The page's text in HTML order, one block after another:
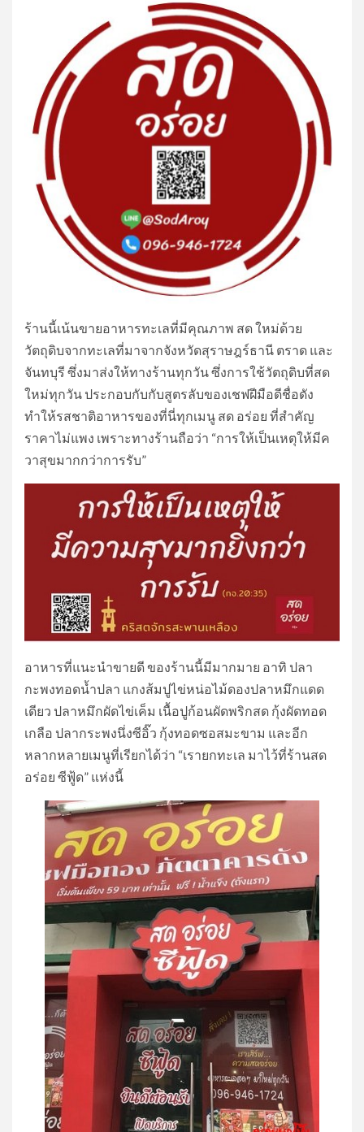
ร้านนี้เน้นขายอาหารทะเลที่มีคุณภาพ สด ใหม่ด้วย
วัตถุดิบจากทะเลที่มาจากจังหวัดสุราษฎร์ธานี ตราด และ
จันทบุรี ซึ่งมาส่งให้ทางร้านทุกวัน ซึ่งการใช้วัตถุดิบที่สด
ใหม่ทุกวัน ประกอบกับกับสูตรลับของเชฟฝีมือดีชื่อดัง
ทำให้รสชาติอาหารของที่นี่ทุกเมนู สด อร่อย ที่สำคัญ
ราคาไม่แพง เพราะทางร้านถือว่า “การให้เป็นเหตุให้มีค
วาสุขมากกว่าการรับ”
อาหารที่แนะนำขายดี ของร้านนี้มีมากมาย อาทิ ปลา
กะพงทอดน้ำปลา แกงส้มปูไข่หน่อไม้ดองปลาหมึกแดด
เดียว ปลาหมึกผัดไข่เค็ม เนื้อปูก้อนผัดพริกสด กุ้งผัดทอด
เกลือ ปลากระพงนึ่งซีอิ๊ว กุ้งทอดซอสมะขาม และอีก
หลากหลายเมนูที่เรียกได้ว่า “เรายกทะเล มาไว้ที่ร้านสด
อร่อย ซีฟู้ด” แห่งนี้